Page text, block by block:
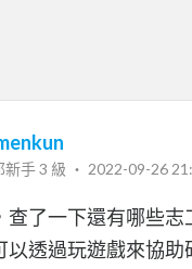
新手 3 級 ‧ 2022-09-26
查了一下還有哪些
以透過玩遊戲來協